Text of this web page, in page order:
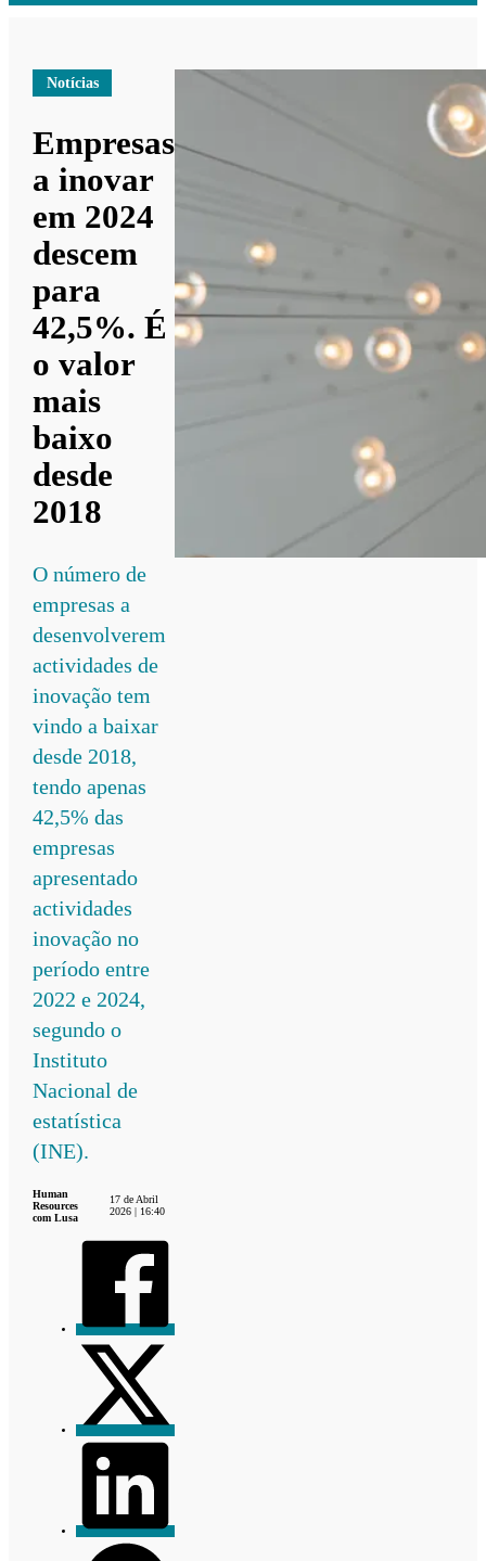
Notícias
Empresas
a inovar
em 2024
descem
para
42,5%. É
o valor
mais
baixo
desde
2018
O número de
empresas a
desenvolverem
actividades de
inovação tem
vindo a baixar
desde 2018,
tendo apenas
42,5% das
empresas
apresentado
actividades
inovação no
período entre
2022 e 2024,
segundo o
Instituto
Nacional de
estatística
(INE).
Human
Resources
com Lusa
17 de Abril
2026 | 16:40